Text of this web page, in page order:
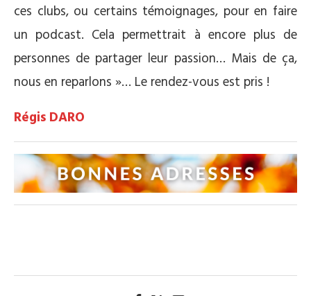
ces clubs, ou certains témoignages, pour en faire
un podcast. Cela permettrait à encore plus de
personnes de partager leur passion… Mais de ça,
nous en reparlons »… Le rendez-vous est pris !
Régis DARO